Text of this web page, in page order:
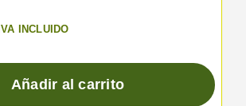
IVA INCLUIDO
Añadir al carrito